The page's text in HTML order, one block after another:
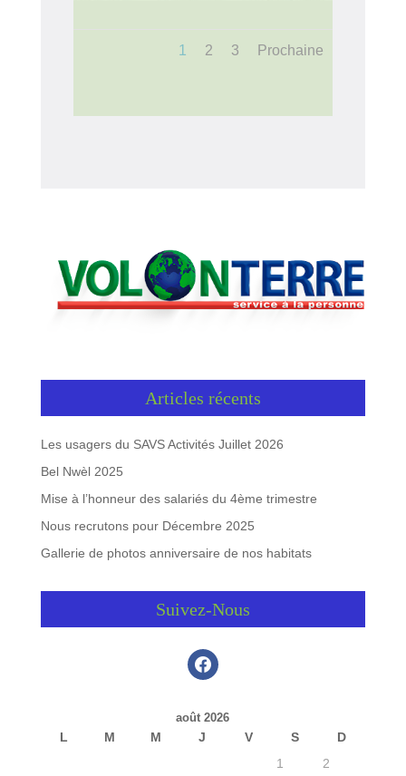
1 2 3 Prochaine
Articles récents
Les usagers du SAVS Activités Juillet 2026
Bel Nwèl 2025
Mise à l’honneur des salariés du 4ème trimestre
Nous recrutons pour Décembre 2025
Gallerie de photos anniversaire de nos habitats
Suivez-Nous
facebook
août 2026
L M M J V S
D
1
2